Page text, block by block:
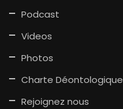
Podcast
Videos
Photos
Charte Déontologique
Rejoignez nous